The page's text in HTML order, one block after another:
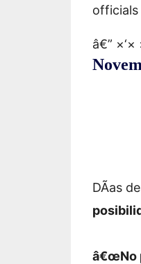
â€”
DÃ­as
â€œNo